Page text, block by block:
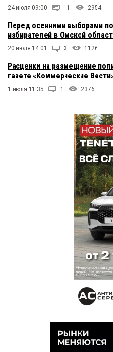
24 июля 09:00 11 2954
Перед осенними выборами
избирателей в Омской
20 июля 14:01 3 1126
Расценки на размещение
газете «Коммерческие
1 июля 11:35 1 2376